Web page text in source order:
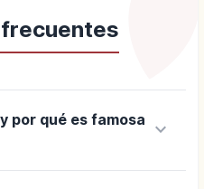
por qué es famosa keyboard_arrow_down